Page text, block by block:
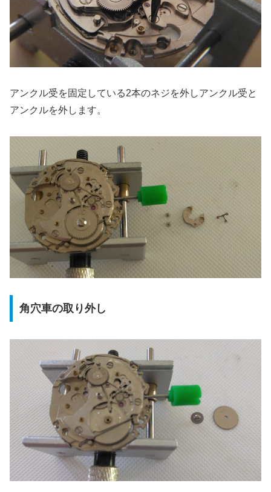
アンクル受を固定している2本のネジを外しアンクル受と
アンクルを外します。
角穴車の取り外し